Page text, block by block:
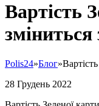
Вартість
зміниться
Polis24»Блог»
28 Грудень 2022